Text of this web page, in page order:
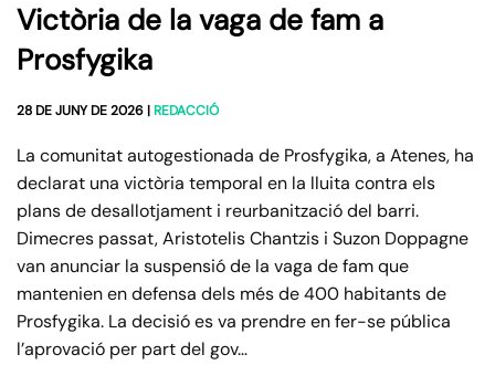
Victòria de la vaga de fam a
Prosfygika
28 DE JUNY DE 2026 |REDACCIÓ
La comunitat autogestionada de Prosfygika, a Atenes, ha
declarat una victòria temporal en la lluita contra els
plans de desallotjament i reurbanització del barri.
Dimecres passat, Aristotelis Chantzis i Suzon Doppagne
van anunciar la suspensió de la vaga de fam que
mantenien en defensa dels més de 400 habitants de
Prosfygika. La decisió es va prendre en fer-se pública
l’aprovació per part del gov…